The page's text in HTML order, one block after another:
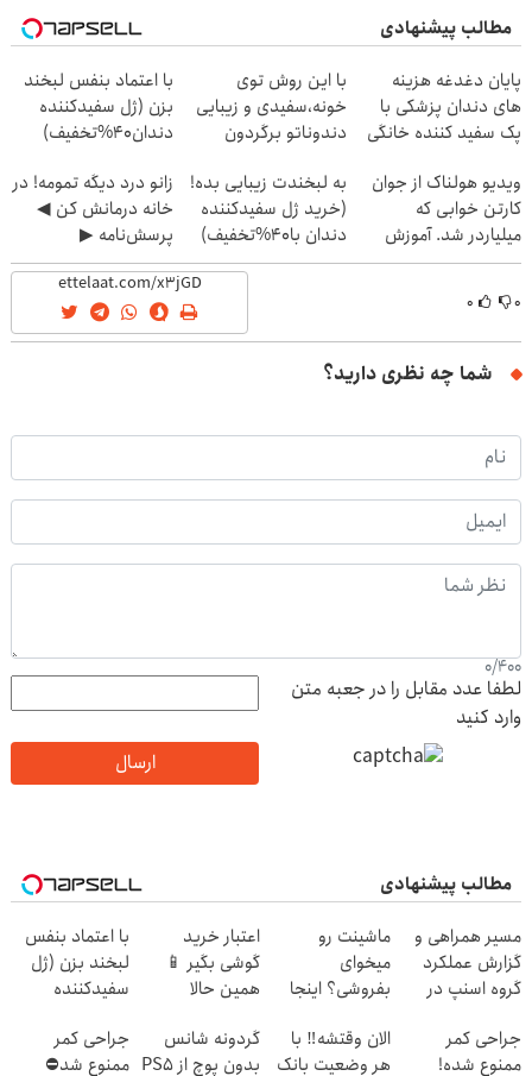
مطالب پیشنهادی
پایان دغدغه هزینه
های دندان پزشکی با
پک سفید کننده خانگی
با این روش توی
خونه،سفیدی و زیبایی
دندوناتو برگردون
با اعتماد بنفس لبخند
بزن (ژل سفیدکننده
دندان40%تخفیف)
ویدیو هولناک از جوان
کارتن خوابی که
میلیاردر شد. آموزش
رایگان
به لبخندت زیبایی بده!
(خرید ژل سفیدکننده
دندان با40%تخفیف)
زانو درد دیگه تمومه! در
خانه درمانش کن ◀
پرسش‌نامه ▶
۰ ۰
شما چه نظری دارید؟
0/400
لطفا عدد مقابل را در جعبه متن
وارد کنید
ارسال
مطالب پیشنهادی
مسیر همراهی و
گزارش عملکرد
گروه اسنپ در
ماشینت رو
میخوای
بفروشی؟ اینجا
میفروشه
اعتبار خرید
گوشی بگیر 📱
همین حالا
بده 🎯
با اعتماد بنفس
لبخند بزن (ژل
سفیدکننده
جراحی کمر
ممنوع شده!
الان وقتشه‼️ با
هر وضعیت بانک
گردونه شانس
بدون پوچ از PS5
جراحی کمر
ممنوع شد⛔